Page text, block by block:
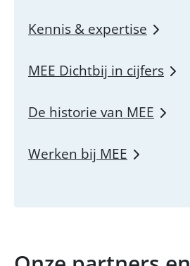
Kennis & expertise
MEE Dichtbij in cijfers
De historie van MEE
Werken bij MEE